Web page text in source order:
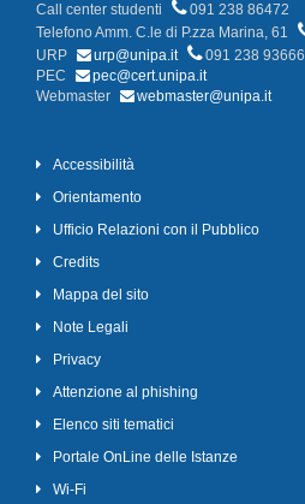
Call center studenti
091 238 86472
Telefono Amm. C.le di P.zza Marina, 61
URP
urp@unipa.it
091 238 93666
PEC
pec@cert.unipa.it
Webmaster
webmaster@unipa.it
Accessibilità
Orientamento
Ufficio Relazioni con il Pubblico
Credits
Mappa del sito
Note Legali
Privacy
Attenzione al phishing
Elenco siti tematici
Portale OnLine delle Istanze
Wi-Fi